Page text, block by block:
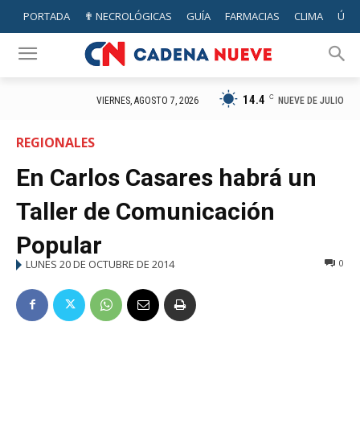
PORTADA ✟ NECROLÓGICAS GUÍA FARMACIAS CLIMA
VIERNES, AGOSTO 7, 2026 14.4 C NUEVE DE JULIO
REGIONALES
En Carlos Casares habrá un
Taller de Comunicación
Popular
LUNES 20 DE OCTUBRE DE 2014 0